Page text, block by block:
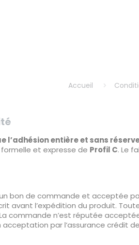
Accueil
l’adhésion entière et sans
et expresse de Profil C. Le
bon de commande et acceptée
avant l’expédition du produit.
commande n’est réputée
par l’assurance crédit